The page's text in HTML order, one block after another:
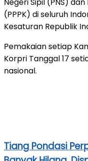
(PPPK) di seluruh
Kesaturan Republik
Pemakaian setiap
Korpri Tanggal 17
nasional.
Tiang Pondasi